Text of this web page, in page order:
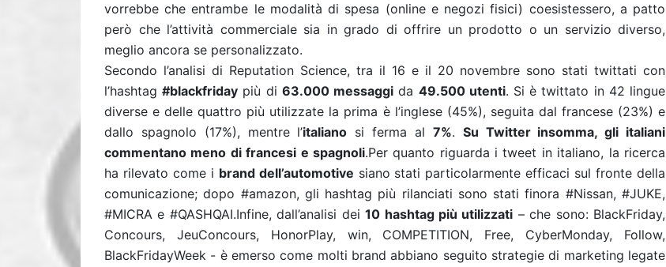
vorrebbe che entrambe le modalità di spesa (online e negozi fisici) coesistessero, a patto
però che l’attività commerciale sia in grado di offrire un prodotto o un servizio diverso,
meglio ancora se personalizzato.
Secondo l’analisi di Reputation Science, tra il 16 e il 20 novembre sono stati twittati con
l’hashtag #blackfriday più di 63.000 messaggi da 49.500 utenti. Si è twittato in 42 lingue
diverse e delle quattro più utilizzate la prima è l’inglese (45%), seguita dal francese (23%) e
dallo spagnolo (17%), mentre l’italiano si ferma al 7%. Su Twitter insomma, gli italiani
commentano meno di francesi e spagnoli.Per quanto riguarda i tweet in italiano, la ricerca
ha rilevato come i brand dell’automotive siano stati particolarmente efficaci sul fronte della
comunicazione; dopo #amazon, gli hashtag più rilanciati sono stati finora #Nissan, #JUKE,
#MICRA e #QASHQAI.Infine, dall’analisi dei 10 hashtag più utilizzati – che sono: BlackFriday,
Concours, JeuConcours, HonorPlay, win, COMPETITION, Free, CyberMonday, Follow,
BlackFridayWeek - è emerso come molti brand abbiano seguito strategie di marketing legate